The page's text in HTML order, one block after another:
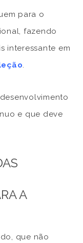
para o
fazendo
interessante em
e que deve
A
que não